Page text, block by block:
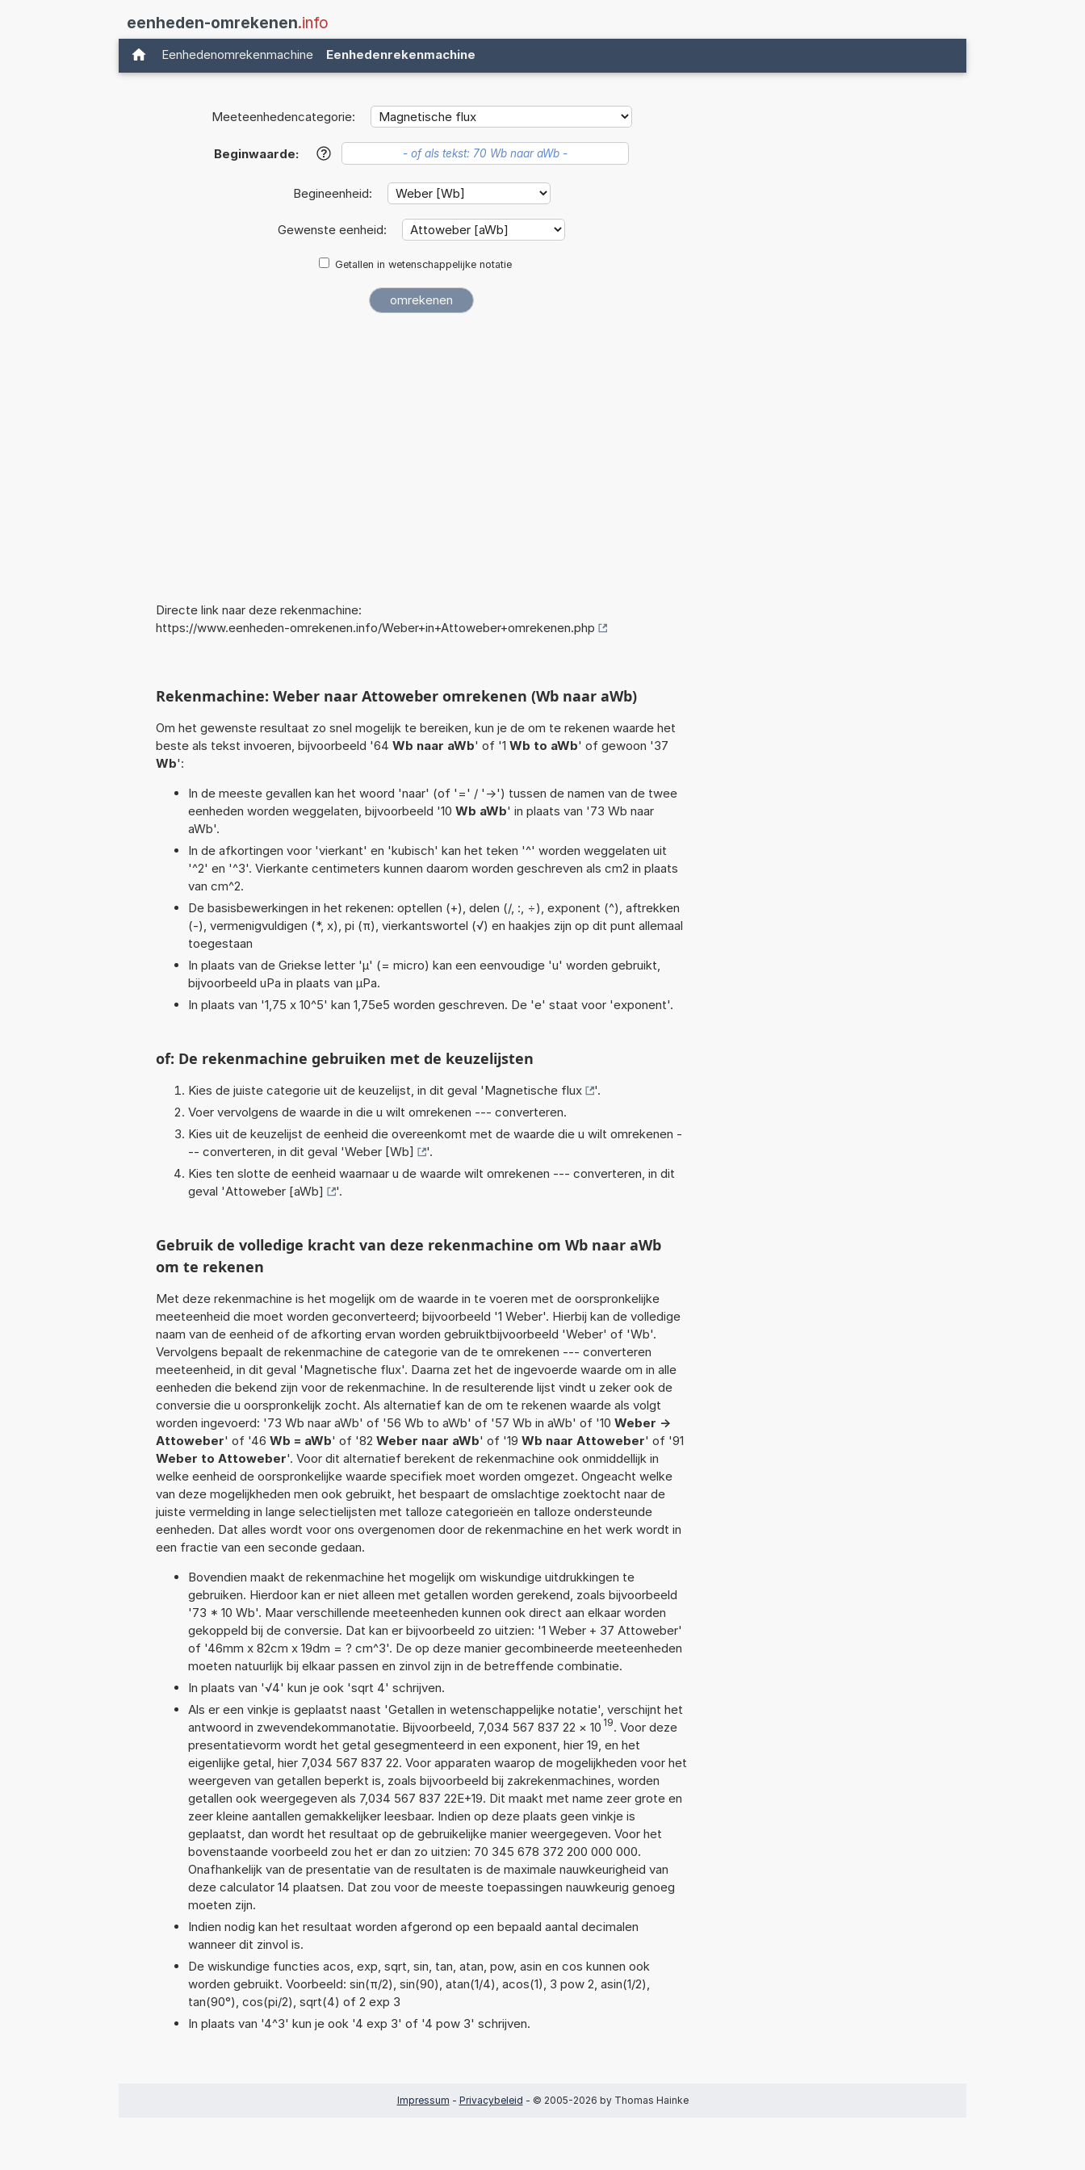
eenheden-omrekenen.info
Eenhedenomrekenmachine Eenhedenrekenmachine
Meeteenhedencategorie:
Beginwaarde: ?
Begineenheid:
Gewenste eenheid:
Getallen in wetenschappelijke notatie
Directe link naar deze rekenmachine:
https://www.eenheden-omrekenen.info/Weber+in+Attoweber+omrekenen.php
Rekenmachine: Weber naar Attoweber omrekenen (Wb naar aWb)
Om het gewenste resultaat zo snel mogelijk te bereiken, kun je de om te rekenen waarde het
beste als tekst invoeren, bijvoorbeeld '64 Wb naar aWb' of '1 Wb to aWb' of gewoon '37
Wb':
In de meeste gevallen kan het woord 'naar' (of '=' / '->') tussen de namen van de twee
eenheden worden weggelaten, bijvoorbeeld '10 Wb aWb' in plaats van '73 Wb naar
aWb'.
In de afkortingen voor 'vierkant' en 'kubisch' kan het teken '^' worden weggelaten uit
'^2' en '^3'. Vierkante centimeters kunnen daarom worden geschreven als cm2 in plaats
van cm^2.
De basisbewerkingen in het rekenen: optellen (+), delen (/, :, ÷), exponent (^), aftrekken
(-), vermenigvuldigen (*, x), pi (π), vierkantswortel (√) en haakjes zijn op dit punt allemaal
toegestaan
In plaats van de Griekse letter 'µ' (= micro) kan een eenvoudige 'u' worden gebruikt,
bijvoorbeeld uPa in plaats van µPa.
In plaats van '1,75 x 10^5' kan 1,75e5 worden geschreven. De 'e' staat voor 'exponent'.
of: De rekenmachine gebruiken met de keuzelijsten
Kies de juiste categorie uit de keuzelijst, in dit geval 'Magnetische flux
'.
Voer vervolgens de waarde in die u wilt omrekenen --- converteren.
Kies uit de keuzelijst de eenheid die overeenkomt met de waarde die u wilt omrekenen -
-- converteren, in dit geval 'Weber [Wb]
'.
Kies ten slotte de eenheid waarnaar u de waarde wilt omrekenen --- converteren, in dit
geval 'Attoweber [aWb] '.
Gebruik de volledige kracht van deze rekenmachine om Wb naar aWb
om te rekenen
Met deze rekenmachine is het mogelijk om de waarde in te voeren met de oorspronkelijke
meeteenheid die moet worden geconverteerd; bijvoorbeeld '1 Weber'. Hierbij kan de volledige
naam van de eenheid of de afkorting ervan worden gebruiktbijvoorbeeld 'Weber' of 'Wb'.
Vervolgens bepaalt de rekenmachine de categorie van de te omrekenen --- converteren
meeteenheid, in dit geval 'Magnetische flux'. Daarna zet het de ingevoerde waarde om in alle
eenheden die bekend zijn voor de rekenmachine. In de resulterende lijst vindt u zeker ook de
conversie die u oorspronkelijk zocht. Als alternatief kan de om te rekenen waarde als volgt
worden ingevoerd: '73 Wb naar aWb' of '56 Wb to aWb' of '57 Wb in aWb' of '10 Weber ->
Attoweber' of '46 Wb = aWb' of '82 Weber naar aWb' of '19 Wb naar Attoweber' of '91
Weber to Attoweber'. Voor dit alternatief berekent de rekenmachine ook onmiddellijk in
welke eenheid de oorspronkelijke waarde specifiek moet worden omgezet. Ongeacht welke
van deze mogelijkheden men ook gebruikt, het bespaart de omslachtige zoektocht naar de
juiste vermelding in lange selectielijsten met talloze categorieën en talloze ondersteunde
eenheden. Dat alles wordt voor ons overgenomen door de rekenmachine en het werk wordt in
een fractie van een seconde gedaan.
Bovendien maakt de rekenmachine het mogelijk om wiskundige uitdrukkingen te
gebruiken. Hierdoor kan er niet alleen met getallen worden gerekend, zoals bijvoorbeeld
'73 * 10 Wb'. Maar verschillende meeteenheden kunnen ook direct aan elkaar worden
gekoppeld bij de conversie. Dat kan er bijvoorbeeld zo uitzien: '1 Weber + 37 Attoweber'
of '46mm x 82cm x 19dm = ? cm^3'. De op deze manier gecombineerde meeteenheden
moeten natuurlijk bij elkaar passen en zinvol zijn in de betreffende combinatie.
In plaats van '√4' kun je ook 'sqrt 4' schrijven.
Als er een vinkje is geplaatst naast 'Getallen in wetenschappelijke notatie', verschijnt het
antwoord in zwevendekommanotatie. Bijvoorbeeld, 7,034 567 837 22 × 10 19. Voor deze
presentatievorm wordt het getal gesegmenteerd in een exponent, hier 19, en het
eigenlijke getal, hier 7,034 567 837 22. Voor apparaten waarop de mogelijkheden voor het
weergeven van getallen beperkt is, zoals bijvoorbeeld bij zakrekenmachines, worden
getallen ook weergegeven als 7,034 567 837 22E+19. Dit maakt met name zeer grote en
zeer kleine aantallen gemakkelijker leesbaar. Indien op deze plaats geen vinkje is
geplaatst, dan wordt het resultaat op de gebruikelijke manier weergegeven. Voor het
bovenstaande voorbeeld zou het er dan zo uitzien: 70 345 678 372 200 000 000.
Onafhankelijk van de presentatie van de resultaten is de maximale nauwkeurigheid van
deze calculator 14 plaatsen. Dat zou voor de meeste toepassingen nauwkeurig genoeg
moeten zijn.
Indien nodig kan het resultaat worden afgerond op een bepaald aantal decimalen
wanneer dit zinvol is.
De wiskundige functies acos, exp, sqrt, sin, tan, atan, pow, asin en cos kunnen ook
worden gebruikt. Voorbeeld: sin(π/2), sin(90), atan(1/4), acos(1), 3 pow 2, asin(1/2),
tan(90°), cos(pi/2), sqrt(4) of 2 exp 3
In plaats van '4^3' kun je ook '4 exp 3' of '4 pow 3' schrijven.
Impressum - Privacybeleid - © 2005-2026 by Thomas Hainke